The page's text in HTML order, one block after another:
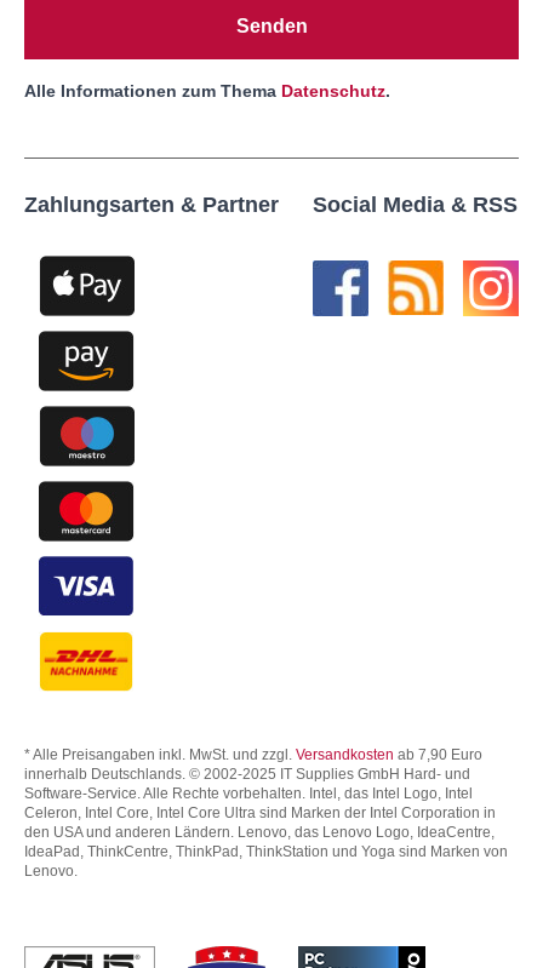
Senden
Alle Informationen zum Thema Datenschutz.
Zahlungsarten & Partner Social Media & RSS
* Alle Preisangaben inkl. MwSt. und zzgl. Versandkosten ab 7,90 Euro
innerhalb Deutschlands. © 2002-2025 IT Supplies GmbH Hard- und
Software-Service. Alle Rechte vorbehalten. Intel, das Intel Logo, Intel
Celeron, Intel Core, Intel Core Ultra sind Marken der Intel Corporation in
den USA und anderen Ländern. Lenovo, das Lenovo Logo, IdeaCentre,
IdeaPad, ThinkCentre, ThinkPad, ThinkStation und Yoga sind Marken von
Lenovo.